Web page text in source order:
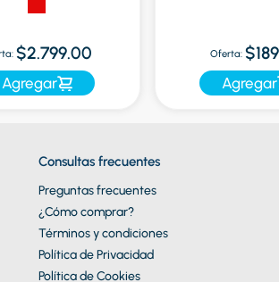
$2.799.00
Agregar
Oferta:
Agregar
Consultas frecuentes
Preguntas frecuentes
¿Cómo comprar?
Términos y condiciones
Política de Privacidad
Política de Cookies